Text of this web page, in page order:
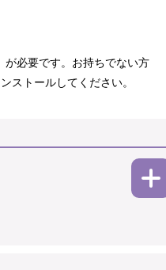
必要です。お持ちでない方
ストールしてください。